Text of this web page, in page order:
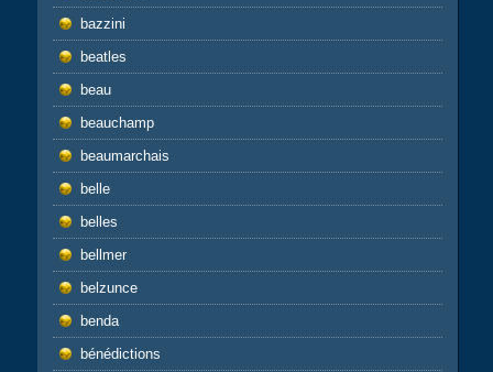
bazzini
beatles
beau
beauchamp
beaumarchais
belle
belles
bellmer
belzunce
benda
bénédictions